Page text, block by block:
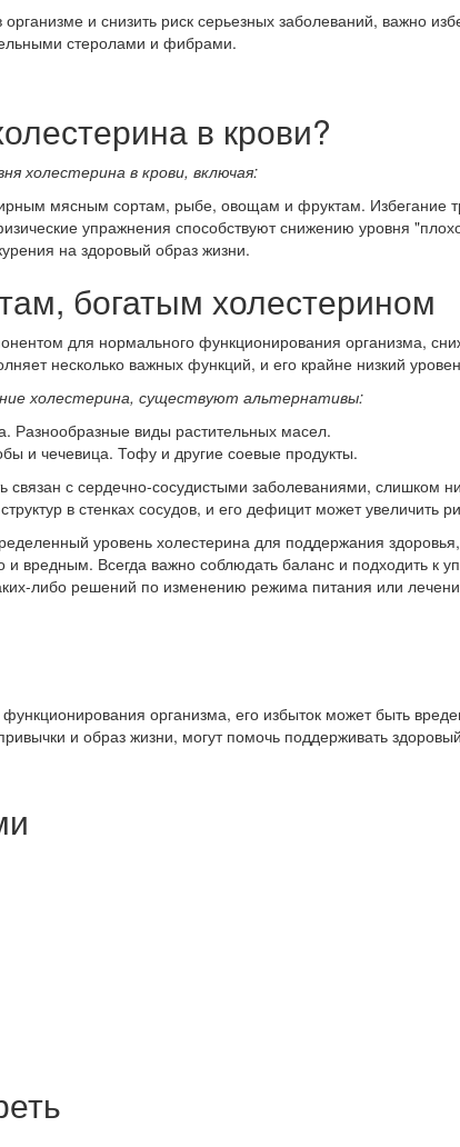
и снизить риск серьезных заболеваний, важно
стеролами и фибрами.
в крови?
холестерина в крови, включая:
мясным сортам, рыбе, овощам и фруктам. Избегание
упражнения способствуют снижению уровня
на здоровый образ жизни.
богатым холестерином
для нормального функционирования организма,
несколько важных функций, и его крайне низкий
холестерина, существуют альтернативы:
Разнообразные виды растительных масел.
и чечевица. Тофу и другие соевые продукты.
с сердечно-сосудистыми заболеваниями, слишком
в стенках сосудов, и его дефицит может увеличить
уровень холестерина для поддержания
вредным. Всегда важно соблюдать баланс и подходить к
либо решений по изменению режима питания или
организма, его избыток может быть
и образ жизни, могут помочь поддерживать